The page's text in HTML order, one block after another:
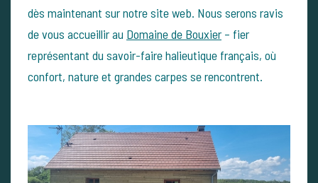
dès maintenant sur notre site web. Nous serons ravis
de vous accueillir au Domaine de Bouxier – fier
représentant du savoir-faire halieutique français, où
confort, nature et grandes carpes se rencontrent.